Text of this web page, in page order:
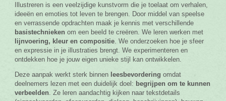
Illustreren is een veelzijdige kunstvorm die je toelaat om verhalen,
ideeën en emoties tot leven te brengen. Door middel van speelse
en verrassende opdrachten maak je kennis met verschillende
basistechnieken om een beeld te creëren. We leren werken met
lijnvoering, kleur en compositie. We onderzoeken hoe je sfeer
en expressie in je illustraties brengt. We experimenteren en
ontdekken hoe je jouw eigen unieke stijl kan ontwikkelen.
Deze aanpak werkt sterk binnen leesbevordering omdat
deelnemers lezen met een duidelijk doel: begrijpen om te kunnen
verbeelden. Ze leren aandachtig kijken naar tekstdetails